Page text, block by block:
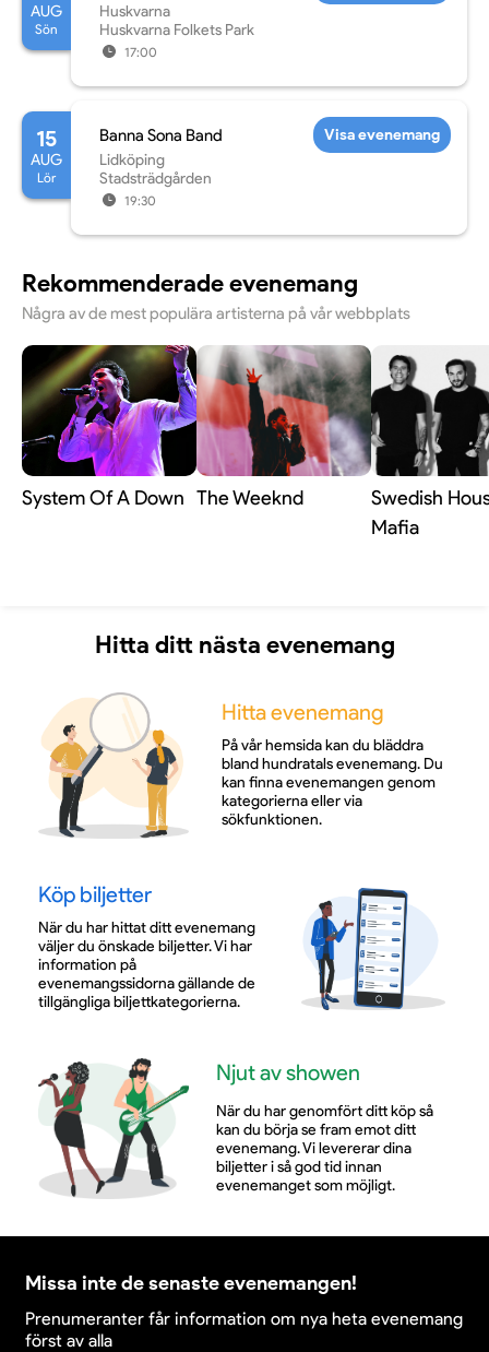
AUG
Sön
Huskvarna
Huskvarna Folkets Park
17:00
15
AUG
Lör
Banna Sona Band
Lidköping
Stadsträdgården
19:30
Visa evenemang
Rekommenderade evenemang
Några av de mest populära artisterna på vår webbplats
System Of A Down The Weeknd
Swedish
Mafia
Hitta ditt nästa evenemang
Hitta evenemang
På vår hemsida kan du bläddra
bland hundratals evenemang. Du
kan finna evenemangen genom
kategorierna eller via
sökfunktionen.
Köp biljetter
När du har hittat ditt evenemang
väljer du önskade biljetter. Vi har
information på
evenemangssidorna gällande de
tillgängliga biljettkategorierna.
Njut av showen
När du har genomfört ditt köp så
kan du börja se fram emot ditt
evenemang. Vi levererar dina
biljetter i så god tid innan
evenemanget som möjligt.
Missa inte de senaste evenemangen!
Prenumeranter får information om nya heta evenemang
först av alla